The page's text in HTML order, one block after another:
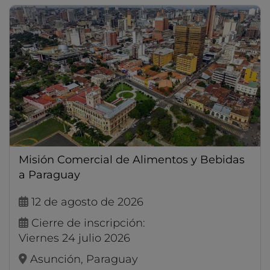
Misión Comercial de Alimentos y Bebidas
a Paraguay
12 de agosto de 2026
Cierre de inscripción:
viernes 24 julio 2026
Asunción, Paraguay